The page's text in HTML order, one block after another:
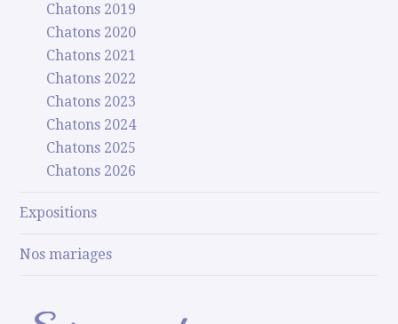
Chatons 2019
Chatons 2020
Chatons 2021
Chatons 2022
Chatons 2023
Chatons 2024
Chatons 2025
Chatons 2026
Expositions
Nos mariages